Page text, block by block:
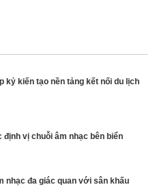
kỷ kiến tạo nền tảng kết nối du lịch
định vị chuỗi âm nhạc bên biển
nhạc đa giác quan với sân khấu